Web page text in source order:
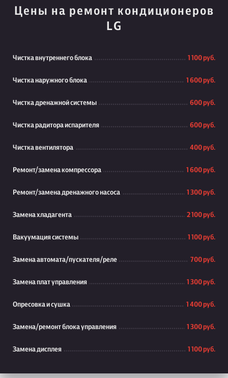
Цены на ремонт кондиционеров
LG
Чистка внутреннего блока 1 100 руб.
Чистка наружного блока 1 600 руб.
Чистка дренажной системы 600 руб.
Чистка радитора испарителя 600 руб.
Чистка вентилятора 400 руб.
Ремонт/замена компрессора 1 600 руб.
Ремонт/замена дренажного насоса 1 300 руб.
Замена хладагента 2 100 руб.
Вакуумация системы 1 100 руб.
Замена автомата/пускателя/реле 700 руб.
Замена плат управления 1 300 руб.
Опресовка и сушка 1 400 руб.
Замена/ремонт блока управления 1 300 руб.
Замена дисплея 1 100 руб.